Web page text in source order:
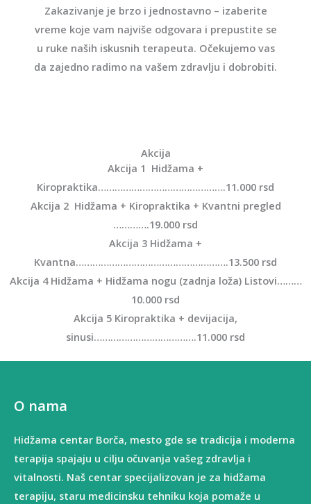
Zakazivanje je brzo i jednostavno – izaberite
vreme koje vam najviše odgovara i prepustite se
u ruke naših iskusnih terapeuta. Očekujemo vas
da zajedno radimo na vašem zdravlju i dobrobiti.
Akcija
Akcija 1 Hidžama +
Kiropraktika……………………………………….11.000 rsd
Akcija 2 Hidžama + Kiropraktika + Kvantni pregled
………….19.000 rsd
Akcija 3 Hidžama +
Kvantna……………………………………………….13.500 rsd
Akcija 4 Hidžama + Hidžama nogu (zadnja loža) Listovi………
10.000 rsd
Akcija 5 Kiropraktika + devijacija,
sinusi……………………………….11.000 rsd
O nama
Hidžama centar Borča, mesto gde se tradicija i moderna
terapija spajaju u cilju očuvanja vašeg zdravlja i
vitalnosti. Naš centar specijalizovan je za hidžama
terapiju, staru medicinsku tehniku koja pomaže u